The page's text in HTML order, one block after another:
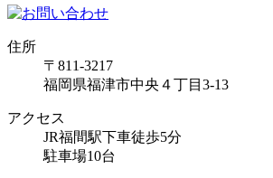
住所
〒811-3217
福岡県福津市中央４丁目3-13
アクセス
JR福間駅下車徒歩5分
駐車場10台